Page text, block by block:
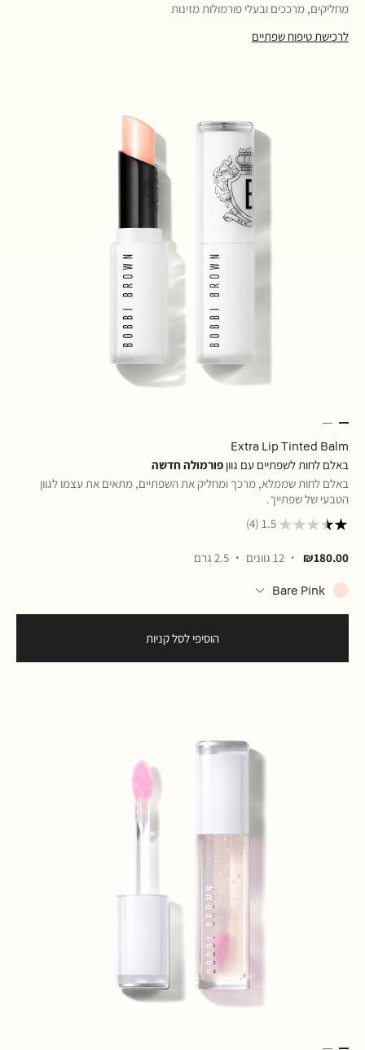
מחליקים, מרככים ובעלי פורמולות מזינות
לרכישת טיפוח שפתיים
Extra Lip Tinted Balm
באלם לחות לשפתיים עם גוון פורמולה חדשה
באלם לחות שממלא, מרכך ומחליק את השפתיים, מתאים את עצמו לגוון
הטבעי של שפתייך.
1.5
(4)
₪180.00 12 גוונים 2.5 גרם
Bare Pink
הוסיפי לסל קניות